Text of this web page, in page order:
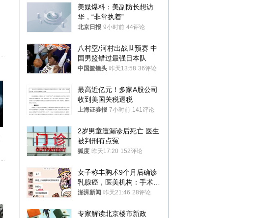
美媒爆料：美副防长想访
华，“非常执着”
北京日报 9小时前 44评论
八村塁/河村出战世预赛 中
国男篮错过最强日本队
中国篮镜头 昨天13:58 36评论
最高近亿元！多家A股公司
收到美国关税退税
上海证券报 7小时前 141评论
2岁男童遭漏诊后死亡 医生
被判刑有点冤
狐度 昨天17:20 152评论
女子称丰胸术9个月后确诊
乳腺癌，医美机构：手术不
可能引发癌症，建议走司法
澎湃新闻 昨天21:46 28评论
专家解读北京楼市新政